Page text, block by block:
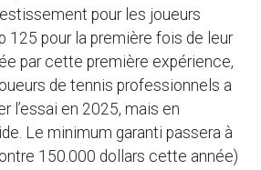
pour les joueurs
125 pour la première fois de leur
par cette première expérience,
de tennis professionnels a
l’essai en 2025, mais en
Le minimum garanti passera à
150.000 dollars cette année)